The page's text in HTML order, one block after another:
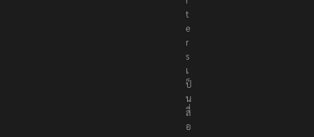
t
e
r
s
เ
ป็
น
สื่
อ